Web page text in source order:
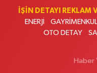
Nine Hatun Mahallesi İnönü
METRE İLERLESİNDE,
0 (212) 871 66 11 Yol
Hacettepe Eczanesi
İŞİN DETAYI REKLAM
ENERJİ
GAYRİMENKUL
OTO DETAY
Haber